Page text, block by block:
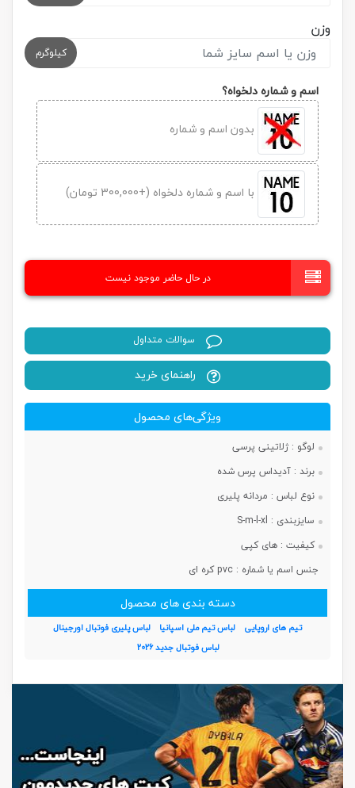
وزن
کیلوگرم
اسم و شماره دلخواه؟
بدون اسم و شماره
با اسم و شماره دلخواه (+300,000 تومان)
در حال حاضر موجود نیست
سوالات متداول
راهنمای خرید
ویژگی‌های محصول
لوگو : ژلاتینی پرسی
برند : آدیداس پرس شده
نوع لباس : مردانه پلیری
سایزبندی : S-m-l-xl
کیفیت : های کپی
جنس اسم یا شماره : pvc کره ای
دسته بندی های محصول
تیم های اروپایی لباس تیم ملی اسپانیا
لباس پلیری فوتبال اورجینال
لباس فوتبال جدید 2026